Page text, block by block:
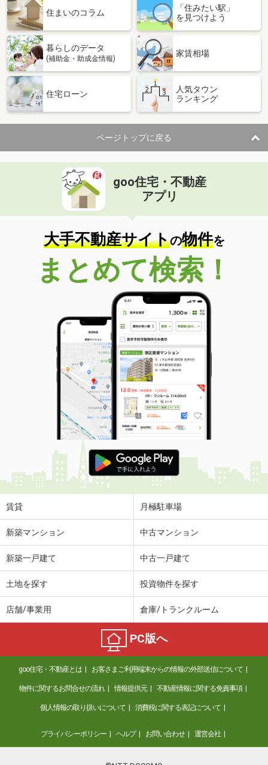
住まいのコラム
「住みたい駅」
を見つけよう
暮らしのデータ
(補助金・助成金情報)
家賃相場
住宅ローン
人気タウン
ランキング
ページトップに戻る
goo住宅・不動産
アプリ
大手不動産サイトの物件を
まとめて検索！
賃貸 月極駐車場
新築マンション 中古マンション
新築一戸建て 中古一戸建て
土地を探す 投資物件を探す
店舗/事業用 倉庫/トランクルーム
PC版へ
goo住宅・不動産とは お客さまご利用端末からの情報の外部送信について
物件に関するお問合せの流れ 情報提供元 不動産情報に関する免責事項
個人情報の取り扱いについて 消費税に関する表記について
プライバシーポリシー ヘルプ お問い合わせ 運営会社